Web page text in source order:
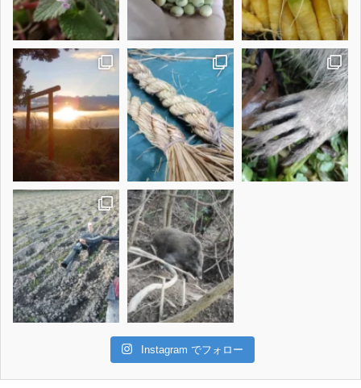
Instagram でフォロー